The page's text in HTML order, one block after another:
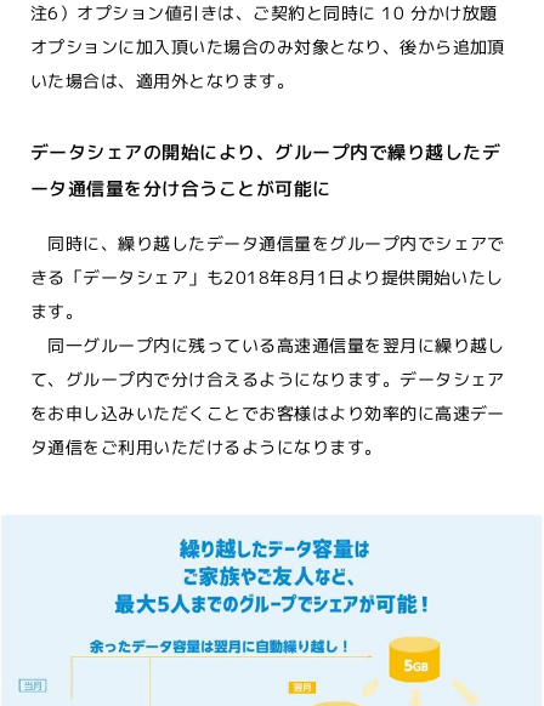
注6）オプション値引きは、ご契約と同時に 10 分かけ放題
オプションに加入頂いた場合のみ対象となり、後から追加頂
いた場合は、適用外となります。
データシェアの開始により、グループ内で繰り越したデ
ータ通信量を分け合うことが可能に
同時に、繰り越したデータ通信量をグループ内でシェアで
きる「データシェア」も2018年8月1日より提供開始いたし
ます。
同一グループ内に残っている高速通信量を翌月に繰り越し
て、グループ内で分け合えるようになります。データシェア
をお申し込みいただくことでお客様はより効率的に高速デー
タ通信をご利用いただけるようになります。